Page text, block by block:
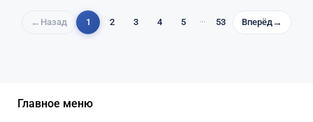
← Назад 1 2 3 4 5 ··· 53 Вперёд→
Главное меню